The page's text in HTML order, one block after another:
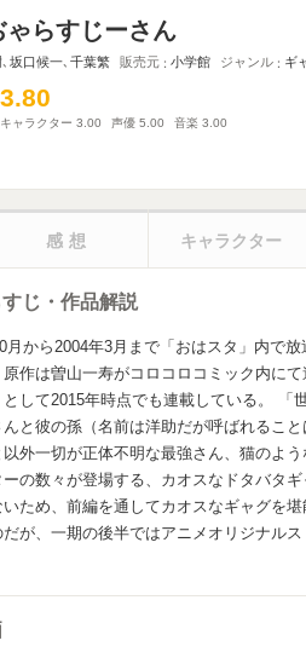
らすじーさん
､ 坂口候一､ 千葉繁 販売元 小学館 ジャンル ギ
3.80
3.80
キャラクター 3.00 声優 5.00 音楽 3.00
感想 キャラクター
じ・作品解説
月から2004年3月まで「おはスタ」内で
作は曽山一寿がコロコロコミック内に
して2015年時点でも連載している。 「
と彼の孫（名前は洋助だが呼ばれるこ
外一切が正体不明な最強さん、猫のよ
の数々が登場する、カオスなドタバタ
ため、前編を通してカオスなギャグを堪
が、一期の後半ではアニメオリジナルス